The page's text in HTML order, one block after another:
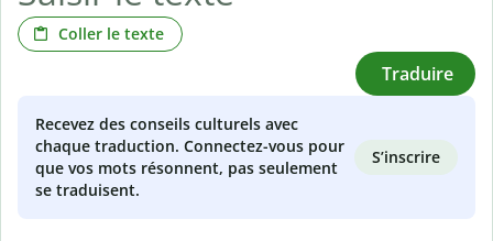
Coller le texte
Traduire
Recevez des conseils culturels avec
chaque traduction. Connectez-vous pour
que vos mots résonnent, pas seulement
se traduisent.
S’inscrire